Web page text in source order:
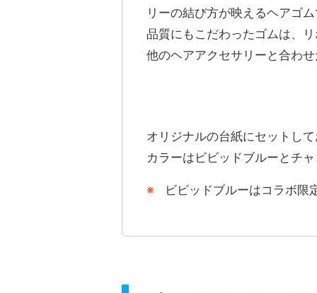
リーの結び方が映えるヘアゴ
品質にもこだわったゴムは、
他のヘアアクセサリーと合わ
オリジナルの台紙にセットし
カラーはビビッドブルーとチ
ビビッドブルーはコラボ限